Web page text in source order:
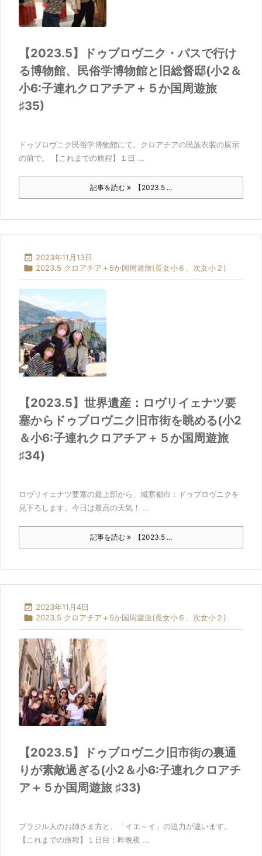
【2023.5】ドゥブロヴニク・パスで行け
る博物館、民俗学博物館と旧総督邸(小2＆
小6:子連れクロアチア＋５か国周遊旅
♯35)
ドゥブロヴニク民俗学博物館にて。クロアチアの民族衣装の展示
の前で。 【これまでの旅程】１日 ...
記事を読む 【2023.5 ...
 2023年11月13日
 2023.5 クロアチア＋5か国周遊旅(長女小６、次女小２)
【2023.5】世界遺産：ロヴリイェナツ要
塞からドゥブロヴニク旧市街を眺める(小2
＆小6:子連れクロアチア＋５か国周遊旅
♯34)
ロヴリイェナツ要塞の最上部から、城塞都市：ドゥブロヴニクを
見下ろします。今日は最高の天気！ ...
記事を読む 【2023.5 ...
 2023年11月4日
 2023.5 クロアチア＋5か国周遊旅(長女小６、次女小２)
【2023.5】ドゥブロヴニク旧市街の裏通
りが素敵過ぎる(小2＆小6:子連れクロアチ
ア＋５か国周遊旅 ♯33)
ブラジル人のお姉さま方と。「イエ～イ」の迫力が違います。
【これまでの旅程】１日目：昨晩夜 ...